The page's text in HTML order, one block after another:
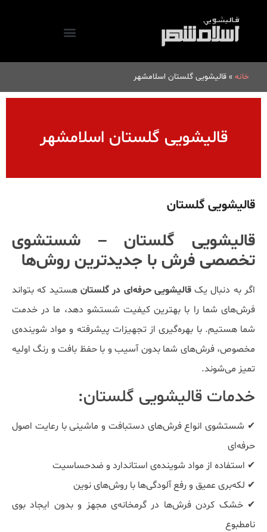
خانه » قالیشویی گلستان اسلامشهر
قالیشویی گلستان اسلامشهر
قالیشویی گلستان
قالیشویی گلستان – شستشوی
تخصصی فرش با جدیدترین روش‌ها
اگر به دنبال یکقالیشویی حرفه‌ای در گلستان هستید که بتواند
فرش‌های شما را با بهترین کیفیت شستشو دهد، ما در خدمت
شما هستیم. با بهره‌گیری از تجهیزات پیشرفته و مواد شوینده‌ی
مخصوص، فرش‌های شما بدون آسیب و با حفظ بافت و رنگ اولیه
تمیز می‌شوند.
خدمات قالیشویی گلستان:
✔ شستشوی انواع فرش‌های دستبافت و ماشینی با رعایت اصول
حرفه‌ای
✔ استفاده از مواد شوینده‌ی استاندارد و ضدحساسیت
✔ لکه‌بری عمیق و رفع آلودگی‌ها با روش‌های نوین
✔ خشک کردن فرش‌ها در گرمخانه‌ی مجهز و بدون ایجاد بوی
نامطبوع